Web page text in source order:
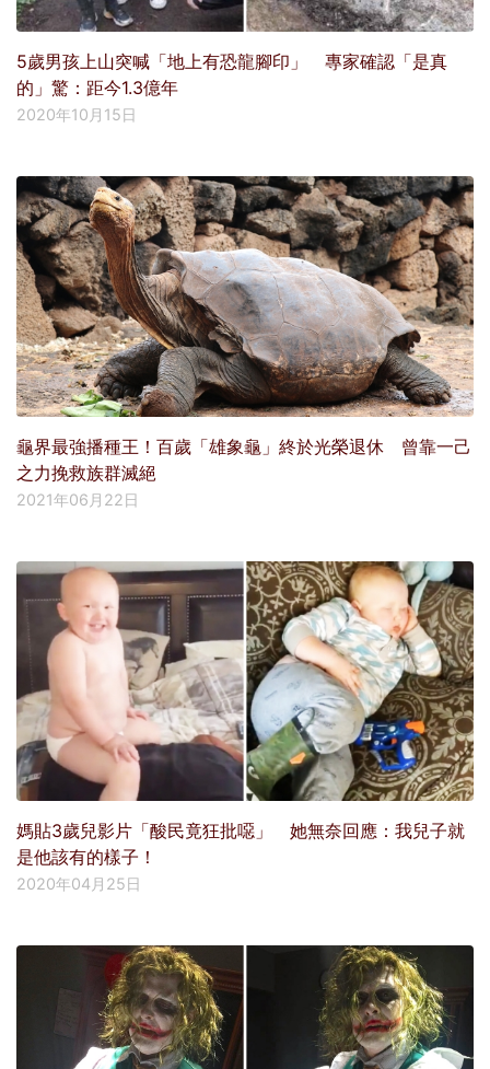
5歲男孩上山突喊「地上有恐龍腳印」 專家確認「是真
的」驚：距今1.3億年
2020年10月15日
龜界最強播種王！百歲「雄象龜」終於光榮退休 曾靠一己
之力挽救族群滅絕
2021年06月22日
媽貼3歲兒影片「酸民竟狂批噁」 她無奈回應：我兒子就
是他該有的樣子！
2020年04月25日